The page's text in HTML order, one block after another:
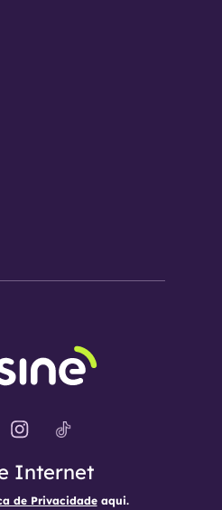
Internet
de Privacidadeaqui.